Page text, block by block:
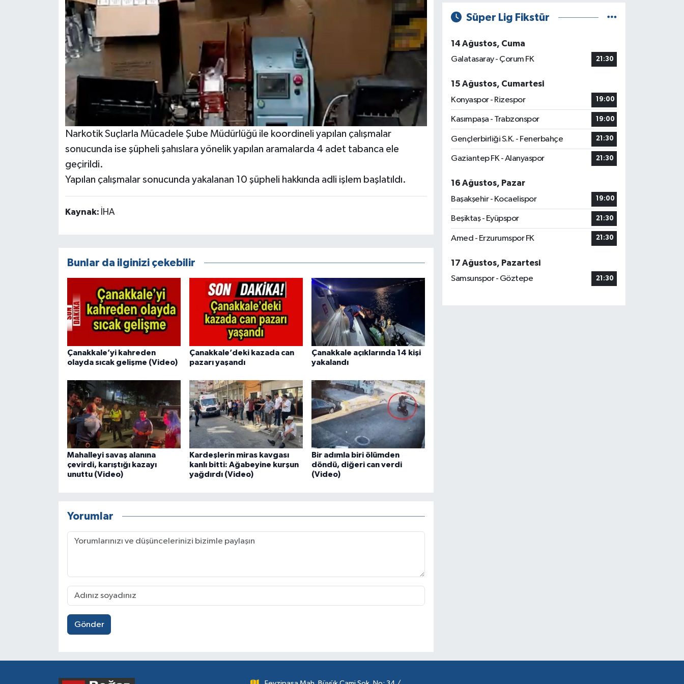
Narkotik Suçlarla Mücadele Şube Müdürlüğü ile koordineli yapılan çalışmalar
sonucunda ise şüpheli şahıslara yönelik yapılan aramalarda 4 adet tabanca ele
geçirildi.
Yapılan çalışmalar sonucunda yakalanan 10 şüpheli hakkında adli işlem başlatıldı.
Kaynak: İHA
Bunlar da ilginizi çekebilir
Çanakkale’yi kahreden
olayda sıcak gelişme (Video)
Çanakkale’deki kazada can
pazarı yaşandı
Çanakkale açıklarında 14 kişi
yakalandı
Mahalleyi savaş alanına
çevirdi, karıştığı kazayı
unuttu (Video)
Kardeşlerin miras kavgası
kanlı bitti: Ağabeyine kurşun
yağdırdı (Video)
Bir adımla biri ölümden
döndü, diğeri can verdi
(Video)
Yorumlar
Gönder
Süper Lig Fikstür
14 Ağustos, Cuma
Galatasaray - Çorum FK
21:30
15 Ağustos, Cumartesi
Konyaspor - Rizespor
19:00
Kasımpaşa - Trabzonspor 19:00
Gençlerbirliği S.K. - Fenerbahçe 21:30
Gaziantep FK - Alanyaspor 21:30
16 Ağustos, Pazar
Başakşehir - Kocaelispor
19:00
Beşiktaş - Eyüpspor 21:30
Amed - Erzurumspor FK 21:30
17 Ağustos, Pazartesi
Samsunspor - Göztepe
21:30